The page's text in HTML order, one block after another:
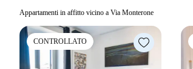
Appartamenti in affitto vicino a Via Monterone
CONTROLLATO